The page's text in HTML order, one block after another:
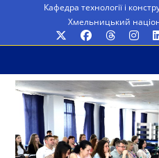
вмісту
Кафедра технології і
Хмельницький